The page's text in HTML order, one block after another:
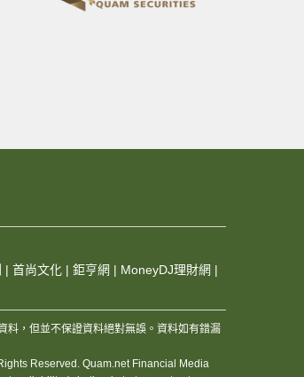
| 首尚文化 | 鉅亨網 | MoneyDJ理財網 |
，但並不保證資料絕對無誤。資料如有錯漏
Reserved. Quam.net Financial Media